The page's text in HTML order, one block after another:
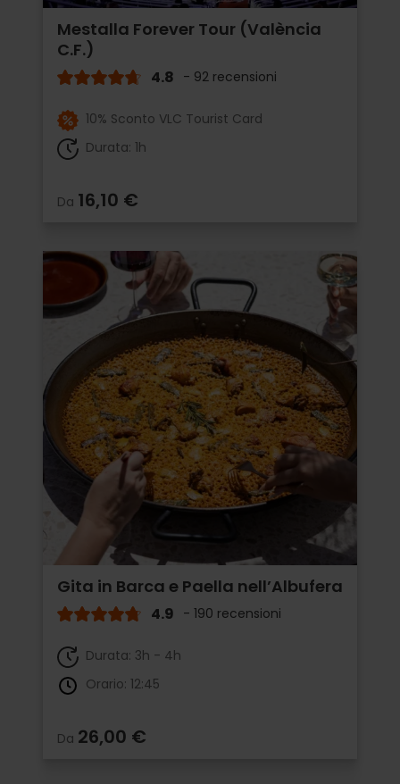
Mestalla Forever Tour (València
C.F.)
4.8 - 92 recensioni
10% Sconto VLC Tourist Card
Durata: 1h
Da 16,10 €
Gita in Barca e Paella nell’Albufera
4.9 - 190 recensioni
Durata: 3h - 4h
Orario: 12:45
Da 26,00 €